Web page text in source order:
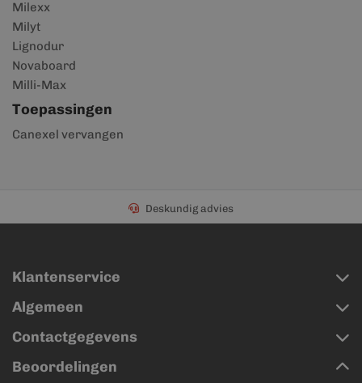
Milexx
Milyt
Lignodur
Novaboard
Milli-Max
Toepassingen
Canexel vervangen
Deskundig advies
Klantenservice
Algemeen
Contactgegevens
Beoordelingen